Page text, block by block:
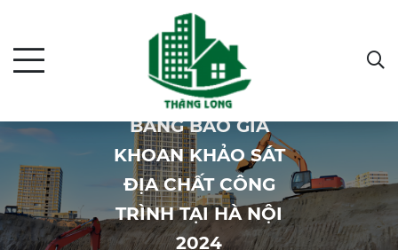
BẢNG BÁO GIÁ
KHOAN KHẢO SÁT
ĐỊA CHẤT CÔNG
TRÌNH TẠI HÀ NỘI
2024